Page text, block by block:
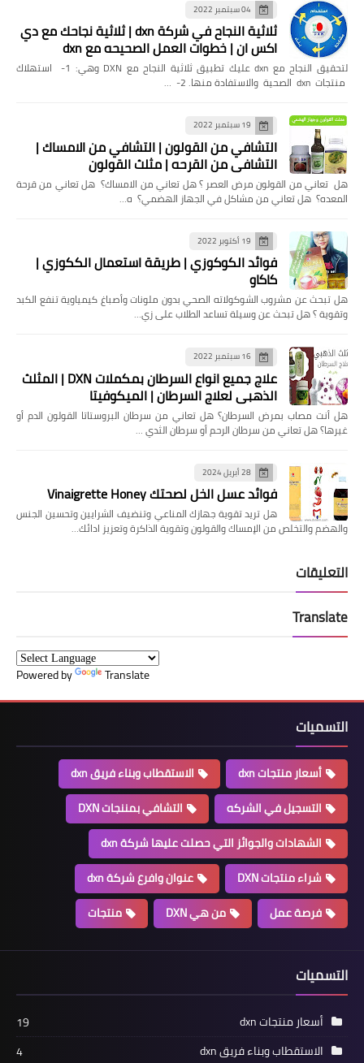
04 سبتمبر 2022
ثلاثية النجاح في شركة dxn | ثلاثية نجاحك مع دي
اكس ان | خطوات العمل الصحيحه مع dxn
لتحقيق النجاح مع dxn عليك تطبيق ثلاثية النجاح مع DXN وهي: 1- استهلاك
منتجات dxn الصحية والاستفادة منها. 2- …
19 سبتمبر 2022
التشافي من القولون | التشافي من الامساك |
التشافي من القرحه | مثلث القولون
هل تعاني من القولون مرض العصر ؟ هل تعاني من الامساك؟ هل تعاني من قرحة
المعده؟ هل تعاني من مشاكل في الجهاز الهضمي؟ ه…
19 أكتوبر 2022
فوائد الكوكوزي | طريقة استعمال الككوزي |
كاكاو
هل تبحث عن مشروب الشوكولاته الصحي بدون ملونات وأصباغ كيمياوية تنفع الكبد
وتقوية ؟ هل تبحث عن وسيلة تساعد الطلاب على زي…
16 سبتمبر 2022
علاج جميع انواع السرطان بمكملات DXN | المثلث
الذهبي لعلاج السرطان | الميكوفيتا
هل ‏أنت مصاب بمرض السرطان؟ هل تعاني من سرطان البروستاتا القولون الدم أو
غيرها؟ ‏هل تعاني من سرطان الرحم أو سرطان الثدي …
28 أبريل 2024
فوائد عسل الخل لصحتك Vinaigrette Honey
هل تريد تقوية جهازك المناعي وتنضيف الشرايين وتحسين الجنس
والهضم والتخلص من الإمساك والقولون وتقوية الذاكرة وتعزيز ادائك…
التعليقات
Translate
Powered by Translate
التسميات
أسعار منتجات dxn
الاستقطاب وبناء فريق dxn
التسجيل في الشركه
التشافي بمننجات DXN
الشهادات والجوائز التي حصلت عليها شركة dxn
شراء منتجات DXN
عنوان وافرع شركة dxn
فرصة عمل
من هي DXN منتجات
التسميات
أسعار منتجات dxn
19
الاستقطاب وبناء فريق dxn
4